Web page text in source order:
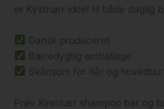
er Kystnær ideel til både daglig
Dansk produceret
Bæredygtig emballage
Skånsom for hår og
Prøv Kystnær shampoo bar og